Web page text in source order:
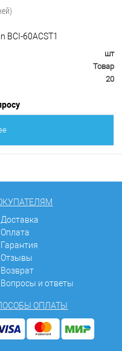
BCI-60ACST1
шт
Товар
20
Доставка
Оплата
Гарантия
Отзывы
Возврат
Вопросы и ответы
ОПЛАТЫ